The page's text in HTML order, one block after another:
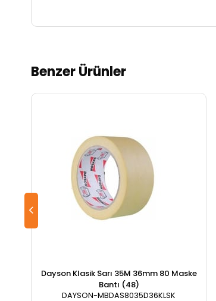
Benzer Ürünler
Dayson Klasik Sarı 35M 36mm 80 Maske
Bantı (48)
DAYSON-MBDAS8035D36KLSK